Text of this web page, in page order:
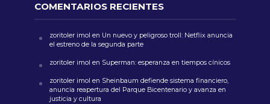
COMENTARIOS RECIENTES
zoritoler imol en Un nuevo y peligroso troll: Netflix anuncia
el estreno de la segunda parte
zoritoler imol en Superman: esperanza en tiempos cínicos
zoritoler imol en Sheinbaum defiende sistema financiero,
anuncia reapertura del Parque Bicentenario y avanza en
justicia y cultura